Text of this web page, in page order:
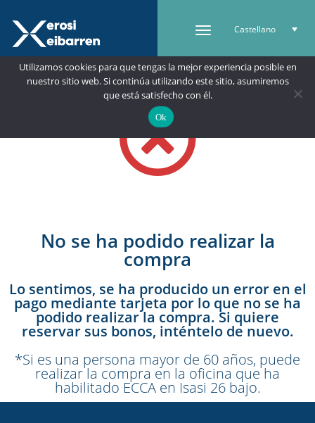
Castellano
No se ha podido realizar la
compra
Lo sentimos, se ha producido un error en el
pago mediante tarjeta por lo que no se ha
podido realizar la compra. Si quiere
reservar sus bonos, inténtelo de nuevo.
*Si es una persona mayor de 60 años, puede
realizar la compra en la oficina que ha
habilitado ECCA en Isasi 26 bajo.
Utilizamos cookies para que tengas la mejor experiencia posible en
nuestro sitio web. Si continúa utilizando este sitio, asumiremos
que está satisfecho con él.
Ok